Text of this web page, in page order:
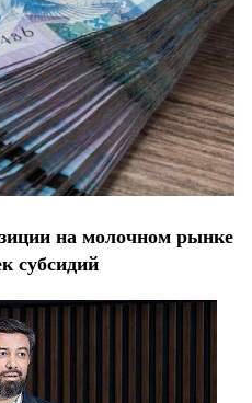
на молочном рынке
субсидий